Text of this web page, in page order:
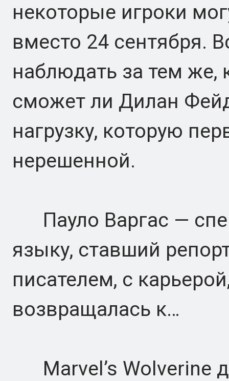
некоторые игроки
вместо 24 сентября.
наблюдать за тем же,
сможет ли Дилан
нагрузку, которую
нерешенной.
Пауло Варгас —
языку, ставший
писателем, с
возвращалась к…
Marvel’s Wolverine